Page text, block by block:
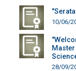
10/06/
28/09/